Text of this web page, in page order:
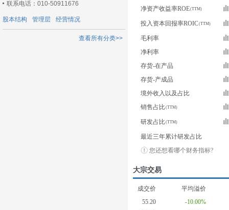
联系电话：010-50911676
股本结构 管理层 经营情况
查看所有分类>>
净资产收益率ROE
投入资本回报率ROIC
毛利率
净利率
存货-在产品
存货-产成品
境外收入以及占比
销售占比
研发占比
最近三年累计研发占比
您还想看哪个财务指标?
大宗交易
成交价
平均溢价
55.20
-10.00%